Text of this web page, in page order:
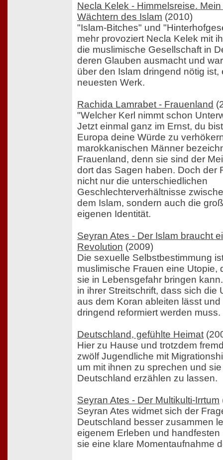
Necla Kelek - Himmelsreise.
Wächtern des Islam (2010)
"Islam-Bitches" und
mehr provoziert Necla Kelek mit
die muslimische Gesellschaft in
deren Glauben ausmacht und
über den Islam dringend nötig ist,
neuesten Werk.
Rachida Lamrabet - Frauenland
"Welcher Kerl nimmt schon
Jetzt einmal ganz im Ernst, du
Europa deine Würde zu
marokkanischen Männer
Frauenland, denn sie sind der
dort das Sagen haben. Doch der
nicht nur die unterschiedlichen
Geschlechterverhältnisse
dem Islam, sondern auch die
eigenen Identität.
Seyran Ates - Der Islam braucht
Revolution (2009)
Die sexuelle Selbstbestimmung
muslimische Frauen eine Utopie,
sie in Lebensgefahr bringen
in ihrer Streitschrift, dass sich die
aus dem Koran ableiten lässt
dringend reformiert werden muss.
Deutschland, gefühlte Heimat
Hier zu Hause und trotzdem
zwölf Jugendliche mit
um mit ihnen zu sprechen und
Deutschland erzählen zu lassen.
Seyran Ates - Der Multikulti-Irrtum
Seyran Ates widmet sich der
Deutschland besser zusammen
eigenem Erleben und
sie eine klare Momentaufnahme